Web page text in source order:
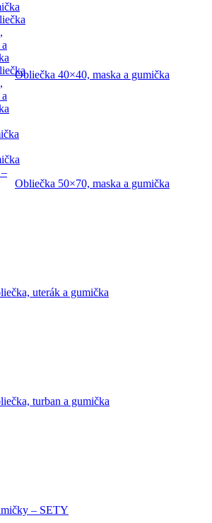
Obliečka 40×40, maska a gumička
Obliečka 50×70, maska a gumička
uterák a gumička
turban a gumička
– SETY